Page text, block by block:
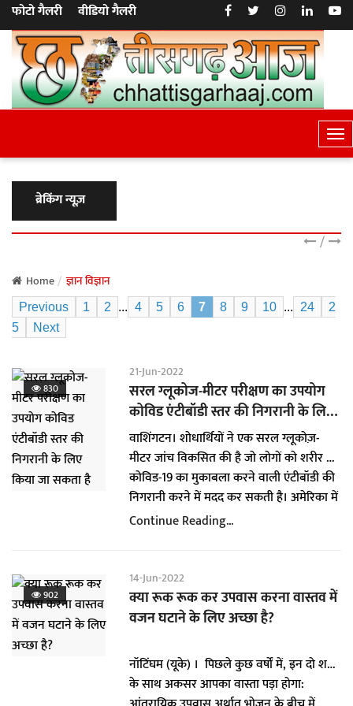
फोटो गैलरी वीडियो गैलरी
T
o
e
v
i
ब्रेकिंग न्यूज़
/
Home ज्ञान विज्ञान
Previous 1 2 ... 4 5 6 7 8 9 10 ... 24
2
5
Next
830
21-Jun-2022
सरल ग्लूकोज-मीटर परीक्षण का उपयोग
कोविड एंटीबॉडी स्तर की निगरानी के लिए
किया जा सकता है
वाशिंगटन। शोधार्थियों ने एक सरल ग्लूकोज़-
मीटर जांच विकसित की है जो लोगों को शरीर में
कोविड-19 का मुकाबला करने वाली एंटीबॉडी की
निगरानी करने में मदद कर सकती है। अमेरिका में
जॉन होपकिंस विश्वविद्यालय की टीम ने कहा कि
नहीं। बहरहाल, अगर कोई शख्स संक्रमित मिलता
है तो यह आकलन करने के लिए कोई घरेलू
परीक्षण नहीं उपलब्ध नहीं है जो यह बता सके कि
बचा रहेगा। ‘अमेरिकन कैमिकल सोसाइटी' नामक
जर्नल में शोधार्थियों ने सरल सटीक ग्लूकोज़-मीटर
आधारित जांच के बारे में बताया है जिसमें नया
Continue Reading...
902
14-Jun-2022
क्या रूक रूक कर उपवास करना वास्तव में
वजन घटाने के लिए अच्छा है?
नॉटिंघम (यूके) । पिछले कुछ वर्षों में, इन दो शब्दों
के साथ अकसर आपका वास्ता पड़ा होगा: